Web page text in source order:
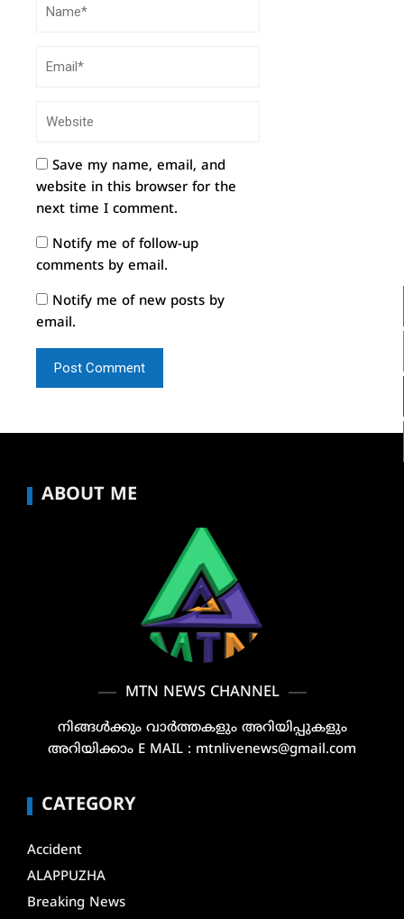
Save my name, email, and
website in this browser for the
next time I comment.
Notify me of follow-up
comments by email.
Notify me of new posts by
email.
ABOUT ME
MTN NEWS CHANNEL
നിങ്ങൾക്കും വാർത്തകളും അറിയിപ്പുകളും
അറിയിക്കാം E MAIL : mtnlivenews@gmail.com
CATEGORY
Accident
ALAPPUZHA
Breaking News